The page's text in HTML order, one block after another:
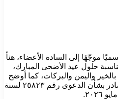
موجّهًا إلى السادة الأعضاء، هنأ
حلول عيد الأضحى المبارك،
بالخير واليمن والبركات، كما أوضح
خلاله تفاصيل الحكم النهائي الصادر بشأن الدعوى رقم ٢٥٨٢٣ لسنة